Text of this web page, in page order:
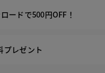
ードで500円OFF！
プレゼント